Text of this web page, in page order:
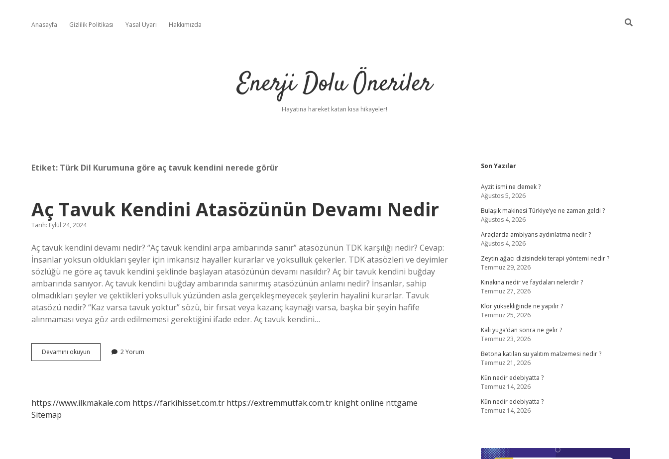
Anasayfa Gizlilik Politikası Yasal Uyarı Hakkımızda
Enerji Dolu Öneriler
Hayatına hareket katan kısa hikayeler!
Etiket: Türk Dil Kurumuna göre aç tavuk kendini nerede görür
Aç Tavuk Kendini Atasözünün Devamı Nedir
Tarih: Eylül 24, 2024
Aç tavuk kendini devamı nedir? “Aç tavuk kendini arpa ambarında sanır” atasözünün TDK karşılığı nedir? Cevap:
İnsanlar yoksun oldukları şeyler için imkansız hayaller kurarlar ve yoksulluk çekerler. TDK atasözleri ve deyimler
sözlüğü ne göre aç tavuk kendini şeklinde başlayan atasözünün devamı nasıldır? Aç bir tavuk kendini buğday
ambarında sanıyor. Aç tavuk kendini buğday ambarında sanırmış atasözünün anlamı nedir? İnsanlar, sahip
olmadıkları şeyler ve çektikleri yoksulluk yüzünden asla gerçekleşmeyecek şeylerin hayalini kurarlar. Tavuk
atasözü nedir? “Kaz varsa tavuk yoktur” sözü, bir fırsat veya kazanç kaynağı varsa, başka bir şeyin hafife
alınmaması veya göz ardı edilmemesi gerektiğini ifade eder. Aç tavuk kendini…
Devamını okuyun
Tavuk
2 Yorum
https://www.ilkmakale.com https://farkihisset.com.tr https://extremmutfak.com.tr knight online nttgame
Sitemap
Sidebar
Son Yazılar
Ayzit ismi ne demek ?
Ağustos 5, 2026
Bulaşık makinesi Türkiye’ye ne zaman geldi ?
Ağustos 4, 2026
Araçlarda ambiyans aydınlatma nedir ?
Ağustos 4, 2026
Zeytin ağacı dizisindeki terapi yöntemi nedir ?
Temmuz 29, 2026
Kınakına nedir ve faydaları nelerdir ?
Temmuz 27, 2026
Klor yüksekliğinde ne yapılır ?
Temmuz 25, 2026
Kali yuga’dan sonra ne gelir ?
Temmuz 23, 2026
Betona katılan su yalıtım malzemesi nedir ?
Temmuz 21, 2026
Kün nedir edebiyatta ?
Temmuz 14, 2026
Kün nedir edebiyatta ?
Temmuz 14, 2026